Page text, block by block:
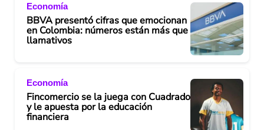
Economía
BBVA presentó cifras que emocionan
en Colombia: números están más que
llamativos
Economía
Fincomercio se la juega con Cuadrado
y le apuesta por la educación
financiera